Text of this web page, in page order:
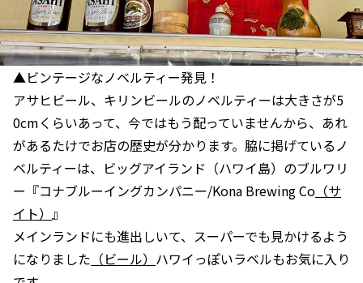
▲ビンテージなノベルティー発見！
アサヒビール、キリンビールのノベルティーは大きさが5
0cmくらいあって、今ではもう配っていませんから、あれ
があるたけでお店の歴史が分かります。脇に掲げているノ
ベルティーは、ビッグアイランド（ハワイ島）のブルワリ
ー『コナブルーイングカンパニー/Kona Brewing Co （サ
イト） 』
メインランドにも進出しいて、スーパーでも見かけるよう
になりました （ビール） ハワイっぽいラベルもお気に入り